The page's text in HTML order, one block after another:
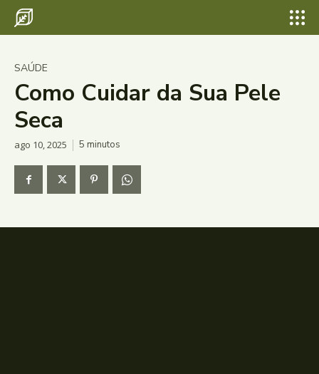
SAÚDE
Como Cuidar da Sua Pele
Seca
ago 10, 2025 5 minutos